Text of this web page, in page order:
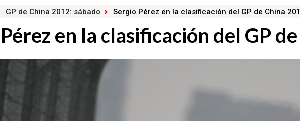
GP de China 2012: sábado Sergio Pérez en la clasificación del GP de China
en la clasificación del GP